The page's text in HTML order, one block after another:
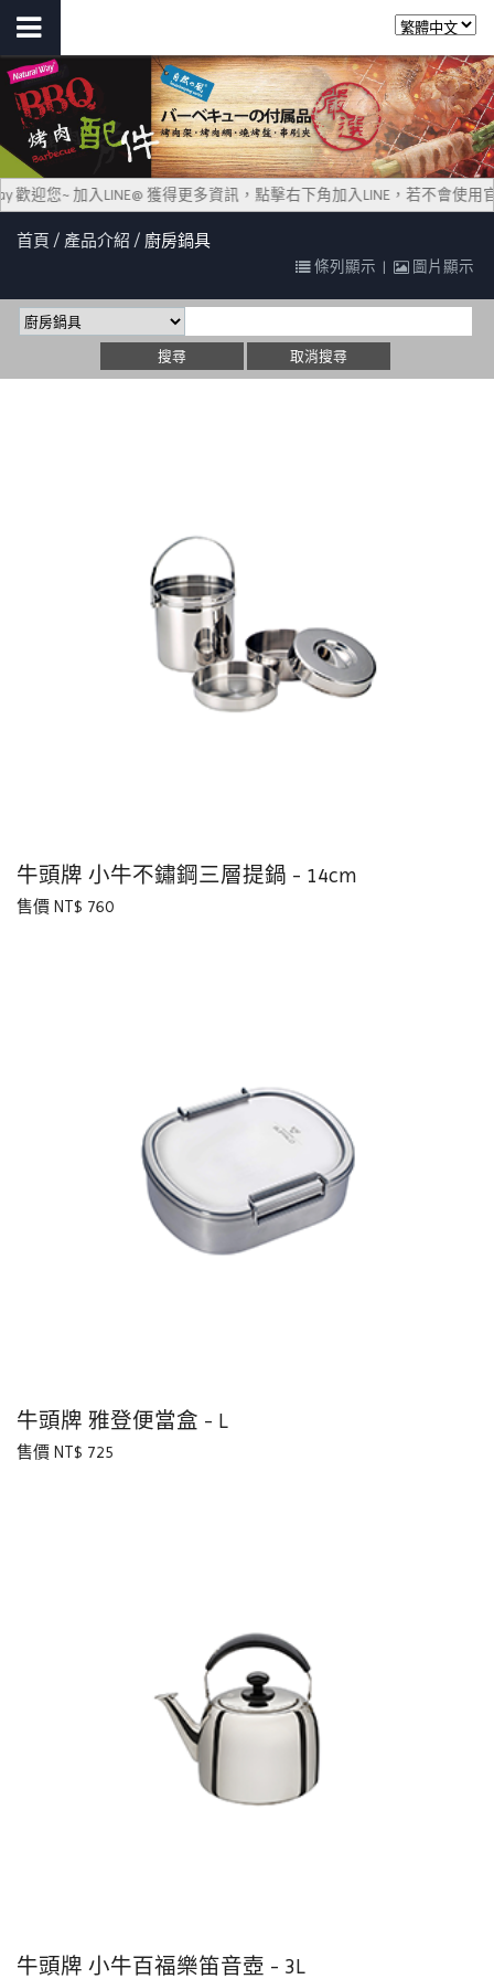
迎您~ 加入LINE@ 獲得更多資訊，點擊右下角加入LINE，若不會使用官
首頁 產品介紹 廚房鍋具
條列顯示 圖片顯示
牛頭牌 小牛不鏽鋼三層提鍋 - 14cm
售價 NT$ 760
牛頭牌 雅登便當盒 - L
售價 NT$ 725
牛頭牌 小牛百福樂笛音壺 - 3L